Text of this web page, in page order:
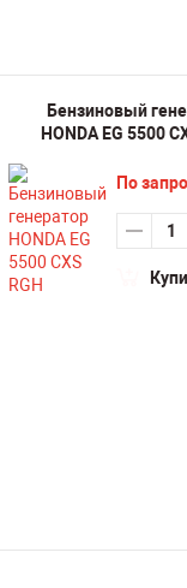
Бензиновый
HONDA EG 5500
По